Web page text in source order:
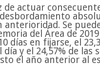
de actuar
anterioridad. Se
del Área de
días en fijarse, el
y el 24,57% de las
el año anterior al